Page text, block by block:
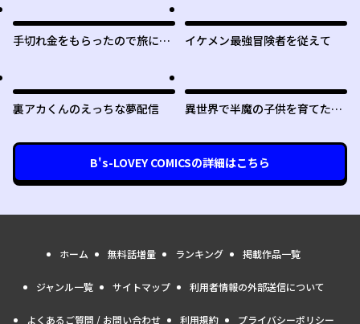
手切れ金をもらったので旅に出
イケメン最強冒険者を従えて
裏アカくんのえっちな夢配信
異世界で半魔の子供を育てたら
B's-LOVEY COMICSの詳細はこちら
ホーム 無料話増量 ランキング 掲載作品一覧
ジャンル一覧 サイトマップ 利用者情報の外部送信について
よくあるご質問 / お問い合わせ 利用規約 プライバシーポリシー